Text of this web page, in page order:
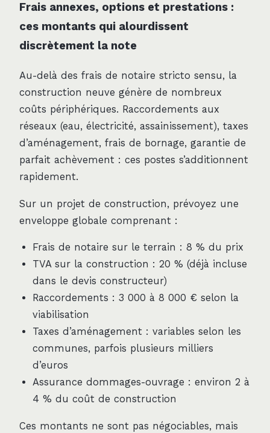
Frais annexes, options et prestations :
ces montants qui alourdissent
discrètement la note
Au-delà des frais de notaire stricto sensu, la
construction neuve génère de nombreux
coûts périphériques. Raccordements aux
réseaux (eau, électricité, assainissement), taxes
d’aménagement, frais de bornage, garantie de
parfait achèvement : ces postes s’additionnent
rapidement.
Sur un projet de construction, prévoyez une
enveloppe globale comprenant :
Frais de notaire sur le terrain : 8 % du prix
TVA sur la construction : 20 % (déjà incluse
dans le devis constructeur)
Raccordements : 3 000 à 8 000 € selon la
viabilisation
Taxes d’aménagement : variables selon les
communes, parfois plusieurs milliers
d’euros
Assurance dommages-ouvrage : environ 2 à
4 % du coût de construction
Ces montants ne sont pas négociables, mais